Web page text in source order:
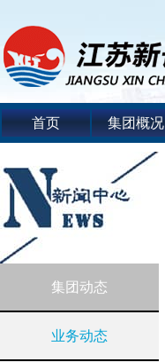
首页 集团概况
集团动态
业务动态